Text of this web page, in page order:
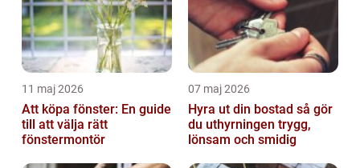
11 maj 2026
Att köpa fönster: En guide
till att välja rätt
fönstermontör
07 maj 2026
Hyra ut din bostad så gör
du uthyrningen trygg,
lönsam och smidig